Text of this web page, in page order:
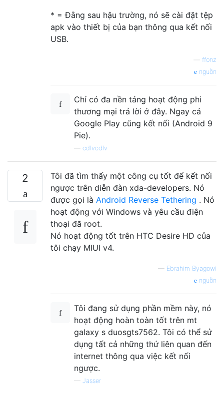
* = Đằng sau hậu trường, nó sẽ cài đặt tệp
apk vào thiết bị của bạn thông qua kết nối
USB.
ffonz
nguồn
Chỉ có đa nền tảng hoạt động phi
thương mại trả lời ở đây. Ngay cả
Google Play cũng kết nối (Android 9
Pie).
cdlvcdlv
2
Tôi đã tìm thấy một công cụ tốt để kết nối
ngược trên diễn đàn xda-developers. Nó
được gọi là Android Reverse Tethering . Nó
hoạt động với Windows và yêu cầu điện
thoại đã root.
Nó hoạt động tốt trên HTC Desire HD của
tôi chạy MIUI v4.
— Ebrahim Byagowi
nguồn
Tôi đang sử dụng phần mềm này, nó
hoạt động hoàn toàn tốt trên mt
galaxy s duosgts7562. Tôi có thể sử
dụng tất cả những thứ liên quan đến
internet thông qua việc kết nối
ngược.
— Jasser